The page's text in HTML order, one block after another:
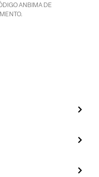
ANBIMA DE